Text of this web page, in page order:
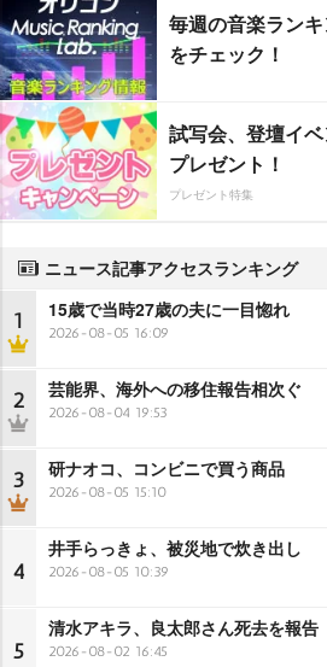
毎週の音楽ラン
をチェック！
試写会、登壇イ
プレゼント！
プレゼント特集
ニュース記事アクセスランキング
1 15歳で当時27歳の夫に一目惚れ
2026-08-05 16:09
2 芸能界、海外への移住報告相次ぐ
2026-08-04 19:53
3 研ナオコ、コンビニで買う商品
2026-08-05 15:10
4
井手らっきょ、被災地で炊き出し
2026-08-05 10:39
5
清水アキラ、良太郎さん死去を報告
2026-08-02 16:45